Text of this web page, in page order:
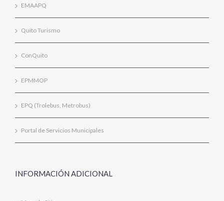
EMAAPQ
Quito Turismo
ConQuito
EPMMOP
EPQ (Trolebus, Metrobus)
Portal de Servicios Municipales
INFORMACIÓN ADICIONAL